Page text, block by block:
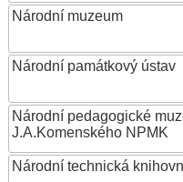
Národní muzeum
Národní památkový ústav
Národní pedagogické
J.A.Komenského NPMK
Národní technická